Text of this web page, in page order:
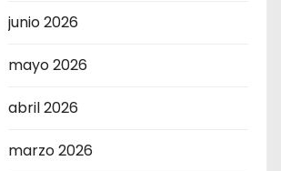
junio 2026
mayo 2026
abril 2026
marzo 2026